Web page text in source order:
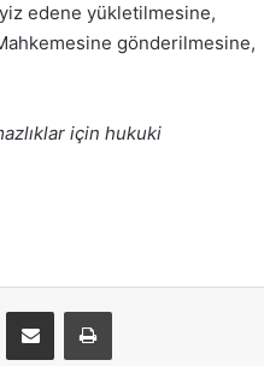
edene yükletilmesine,
gönderilmesine,
için hukuki